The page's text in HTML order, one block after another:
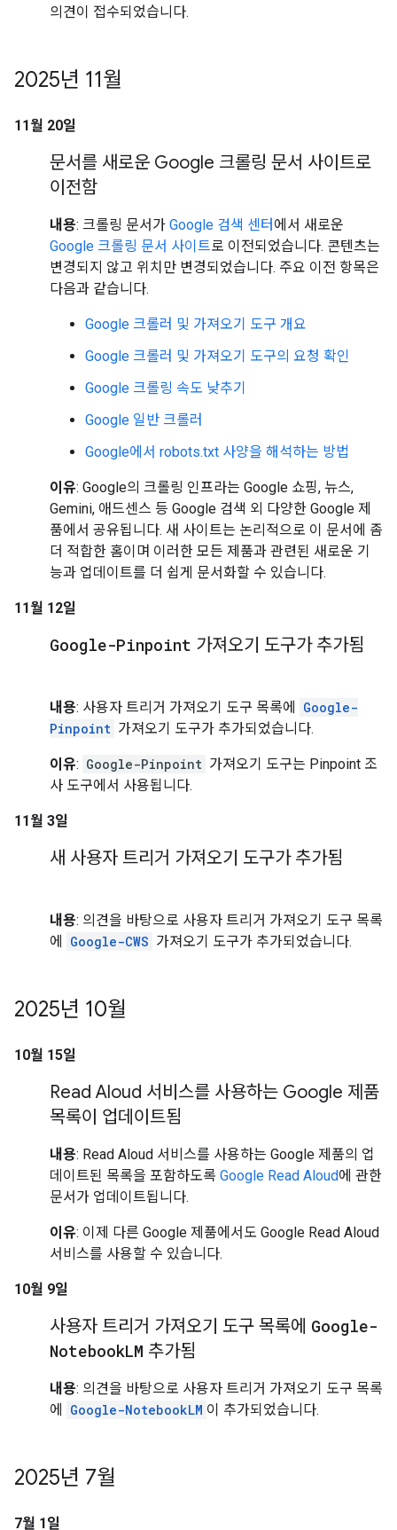
의견이 접수되었습니다.
2025년 11월
11월 20일
문서를 새로운 Google 크롤링 문서 사이트로
이전함
내용: 크롤링 문서가 Google 검색 센터 에서 새로운
Google 크롤링 문서 사이트로 이전되었습니다. 콘텐츠는
변경되지 않고 위치만 변경되었습니다. 주요 이전 항목은
다음과 같습니다.
Google 크롤러 및 가져오기 도구 개요
Google 크롤러 및 가져오기 도구의 요청 확인
Google 크롤링 속도 낮추기
Google 일반 크롤러
Google에서 robots.txt 사양을 해석하는 방법
이유: Google의 크롤링 인프라는 Google 쇼핑, 뉴스,
Gemini, 애드센스 등 Google 검색 외 다양한 Google 제
품에서 공유됩니다. 새 사이트는 논리적으로 이 문서에 좀
더 적합한 홈이며 이러한 모든 제품과 관련된 새로운 기
능과 업데이트를 더 쉽게 문서화할 수 있습니다.
11월 12일
Google-Pinpoint 가져오기 도구가 추가됨
내용: 사용자 트리거 가져오기 도구 목록에
Google-
Pinpoint 가져오기 도구가 추가되었습니다.
이유: Google-Pinpoint 가져오기 도구는 Pinpoint 조
사 도구에서 사용됩니다.
11월 3일
새 사용자 트리거 가져오기 도구가 추가됨
내용: 의견을 바탕으로 사용자 트리거 가져오기 도구 목록
에
Google-CWS 가져오기 도구가 추가되었습니다.
2025년 10월
10월 15일
Read Aloud 서비스를 사용하는 Google 제품
목록이 업데이트됨
내용: Read Aloud 서비스를 사용하는 Google 제품의 업
데이트된 목록을 포함하도록 Google Read Aloud에 관한
문서가 업데이트됩니다.
이유: 이제 다른 Google 제품에서도 Google Read Aloud
서비스를 사용할 수 있습니다.
10월 9일
사용자 트리거 가져오기 도구 목록에 Google-
NotebookLM 추가됨
내용: 의견을 바탕으로 사용자 트리거 가져오기 도구 목록
에
Google-NotebookLM 이 추가되었습니다.
2025년 7월
7월 1일